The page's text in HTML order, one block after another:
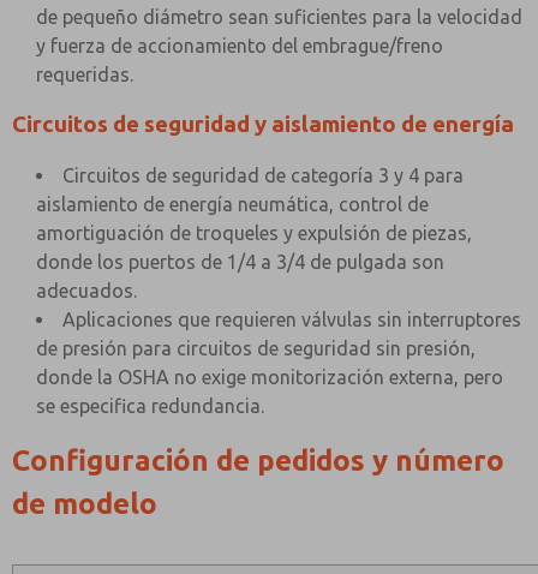
de pequeño diámetro sean suficientes para la velocidad
y fuerza de accionamiento del embrague/freno
requeridas.
Circuitos de seguridad y aislamiento de energía
Circuitos de seguridad de categoría 3 y 4 para
aislamiento de energía neumática, control de
amortiguación de troqueles y expulsión de piezas,
donde los puertos de 1/4 a 3/4 de pulgada son
adecuados.
Aplicaciones que requieren válvulas sin interruptores
de presión para circuitos de seguridad sin presión,
donde la OSHA no exige monitorización externa, pero
se especifica redundancia.
Configuración de pedidos y número
de modelo